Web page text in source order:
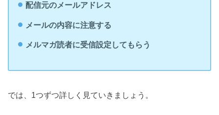
配信元のメールアドレス
メールの内容に注意する
メルマガ読者に受信設定してもらう
では、1つずつ詳しく見ていきましょう。